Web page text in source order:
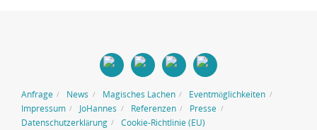
Anfrage News Magisches Lachen
Eventmöglichkeiten
Impressum
JoHannes Referenzen
Presse
Datenschutzerklärung
Cookie-Richtlinie (EU)